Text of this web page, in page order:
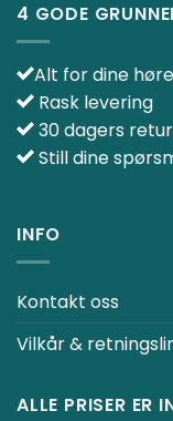
4 GODE
Alt for dine
Rask levering
30 dagers
Still dine
INFO
Kontakt oss
Vilkår &
ALLE PRISER ER